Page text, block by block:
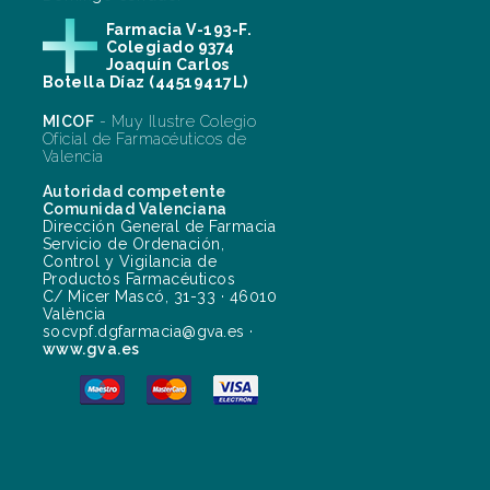
Farmacia V-193-F.
Colegiado 9374
Joaquín Carlos
Botella Díaz (44519417L)
MICOF - Muy Ilustre Colegio
Oficial de Farmacéuticos de
Valencia
Autoridad competente
Comunidad Valenciana
Dirección General de Farmacia
Servicio de Ordenación,
Control y Vigilancia de
Productos Farmacéuticos
C/ Micer Mascó, 31-33 · 46010
València
socvpf.dgfarmacia@gva.es ·
www.gva.es